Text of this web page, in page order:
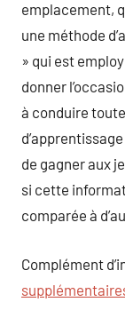
emplacement,
une méthode
» qui est
donner
à conduire
de gagner aux
si cette
comparée à
Complément